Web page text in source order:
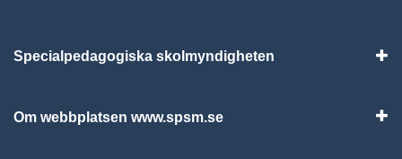
Specialpedagogiska skolmyndigheten
Om webbplatsen www.spsm.se